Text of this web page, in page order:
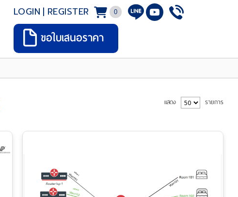
LOGIN | REGISTER 0
ขอใบเสนอราคา
แสดง รายการ